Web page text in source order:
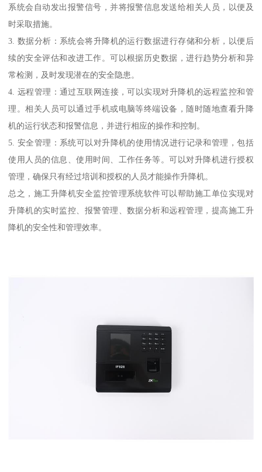
系统会自动发出报警信号，并将报警信息发送给相关人员，以便及
时采取措施。
3. 数据分析：系统会将升降机的运行数据进行存储和分析，以便后
续的安全评估和改进工作。可以根据历史数据，进行趋势分析和异
常检测，及时发现潜在的安全隐患。
4. 远程管理：通过互联网连接，可以实现对升降机的远程监控和管
理。相关人员可以通过手机或电脑等终端设备，随时随地查看升降
机的运行状态和报警信息，并进行相应的操作和控制。
5. 安全管理：系统可以对升降机的使用情况进行记录和管理，包括
使用人员的信息、使用时间、工作任务等。可以对升降机进行授权
管理，确保只有经过培训和授权的人员才能操作升降机。
总之，施工升降机安全监控管理系统软件可以帮助施工单位实现对
升降机的实时监控、报警管理、数据分析和远程管理，提高施工升
降机的安全性和管理效率。